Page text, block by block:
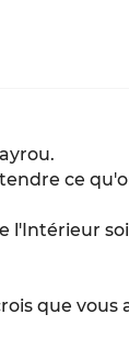
ce
l'Intérieur
que vous